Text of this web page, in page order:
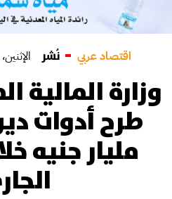
اقتصاد عربي نُشر الإثنين، 13 أيلول/سبتمبر 2021
وزارة المالية
مليار جنيه